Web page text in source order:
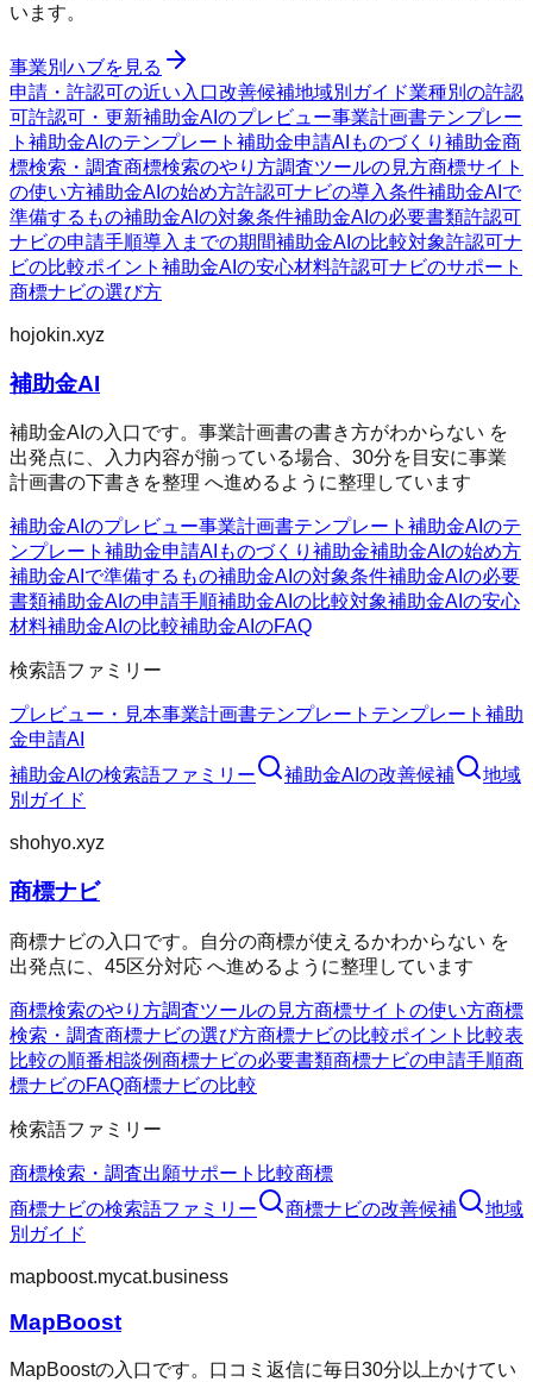
います。
事業別ハブを見る
申請・許認可の近い入口改善候補地域別ガイド業種別の許認
可許認可・更新補助金AIのプレビュー事業計画書テンプレー
ト 補助金AIのテンプレート 補助金申請AI ものづくり補助金商
標検索・調査商標検索のやり方調査ツールの見方商標サイト
の使い方補助金AIの始め方許認可ナビの導入条件補助金AIで
準備するもの補助金AIの対象条件補助金AIの必要書類許認可
ナビの申請手順導入までの期間補助金AIの比較対象許認可ナ
ビの比較ポイント 補助金AIの安心材料許認可ナビのサポート
商標ナビの選び方
hojokin.xyz
補助金AI
補助金AIの入口です。事業計画書の書き方がわからない を
出発点に、入力内容が揃っている場合、30分を目安に事業
計画書の下書きを整理 へ進めるように整理しています
補助金AIのプレビュー事業計画書テンプレート 補助金AIのテ
ンプレート 補助金申請AI ものづくり補助金補助金AIの始め方
補助金AIで準備するもの補助金AIの対象条件補助金AIの必要
書類補助金AIの申請手順補助金AIの比較対象補助金AIの安心
材料補助金AIの比較補助金AIのFAQ
検索語ファミリー
プレビュー・見本事業計画書テンプレート テンプレート 補助
金申請AI
補助金AI の検索語ファミリー 補助金AI の改善候補
地域
別ガイド
shohyo.xyz
商標ナビ
商標ナビの入口です。自分の商標が使えるかわからない を
出発点に、45区分対応 へ進めるように整理しています
商標検索のやり方調査ツールの見方商標サイトの使い方商標
検索・調査商標ナビの選び方商標ナビの比較ポイント 比較表
比較の順番相談例商標ナビの必要書類商標ナビの申請手順商
標ナビのFAQ商標ナビの比較
検索語ファミリー
商標検索・調査出願サポート 比較商標
商標ナビの検索語ファミリー 商標ナビの改善候補
地域
別ガイド
mapboost.mycat.business
MapBoost
MapBoostの入口です。口コミ返信に毎日30分以上かけてい